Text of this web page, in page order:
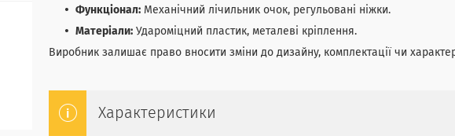
Функціонал: Механічний лічильник очок, регульовані ніжки.
Матеріали: Удароміцний пластик, металеві кріплення.
Виробник залишає право вносити зміни до дизайну, комплектації чи
Характеристики